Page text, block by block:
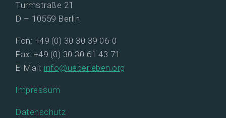
Turmstraße 21
D – 10559 Berlin
Fon: +49 (0) 30 30 39 06-0
Fax: +49 (0) 30 30 61 43 71
E-Mail: info@ueberleben.org
Impressum
Datenschutz